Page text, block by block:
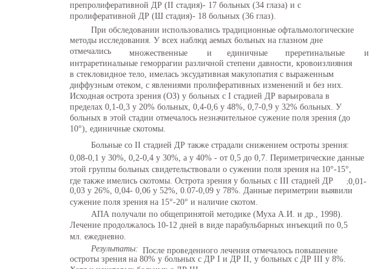
препролиферативной ДР (II стадия)- 17 больных (34 глаза) и с
пролиферативной ДР (Ш стадия)- 18 больных (36 глаз).
При обследовании использовались традиционные офтальмологические
методы исследования. У всех наблюд аемых больных на глазном дне
отмечались
множественные и единичные преретинальные
и
интраретинальные геморрагии различной степени давности, кровоизлияния
в стекловидное тело, имелась эксудативная макулопатия с выраженным
диффузным отеком, с явлениями пролиферативных изменений и без них.
Исходная острота зрения (ОЗ) у больных с I стадией ДР варьировала в
пределах 0,1-0,3 у 20% больных, 0,4-0,6 у 48%, 0,7-0,9 у 32% больных. У
больных в этой стадии отмечалось незначительное сужение поля зрения (до
10°), единичные скотомы.
Больные со II стадией ДР также страдали снижением остроты зрения:
0,08-0,1 у 30%, 0,2-0,4 у 30%, а у 40% - от 0,5 до 0,7. Периметрические данные
этой группы больных свидетельствовали о сужении поля зрения на 10°-15°,
где также имелись скотомы. Острота зрения у больных с III стадией ДР
;0,01-
0,03 у 26%, 0,04- 0,06 у 52%, 0.07-0,09 у 78%. Данные периметрии выявили
сужение поля зрения на 15°-20° и наличие скотом.
АПА получали по общепринятой методике (Муха А.И. и др., 1998).
Лечение продолжалось 10-12 дней в виде парабульбарных инъекций по 0,5
мл. ежедневно.
Результаты: После проведенного лечения отмечалось повышение
остроты зрения на 80% у больных с ДР I и ДР II, у больных с ДР III у 8%.